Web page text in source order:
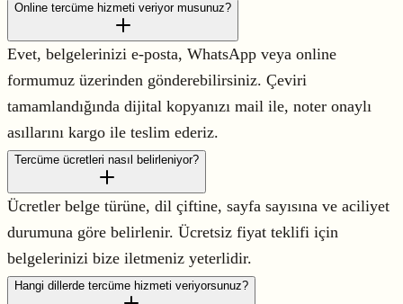
Online tercüme hizmeti veriyor musunuz?
Evet, belgelerinizi e-posta, WhatsApp veya online
formumuz üzerinden gönderebilirsiniz. Çeviri
tamamlandığında dijital kopyanızı mail ile, noter onaylı
asıllarını kargo ile teslim ederiz.
Tercüme ücretleri nasıl belirleniyor?
Ücretler belge türüne, dil çiftine, sayfa sayısına ve aciliyet
durumuna göre belirlenir. Ücretsiz fiyat teklifi için
belgelerinizi bize iletmeniz yeterlidir.
Hangi dillerde tercüme hizmeti veriyorsunuz?